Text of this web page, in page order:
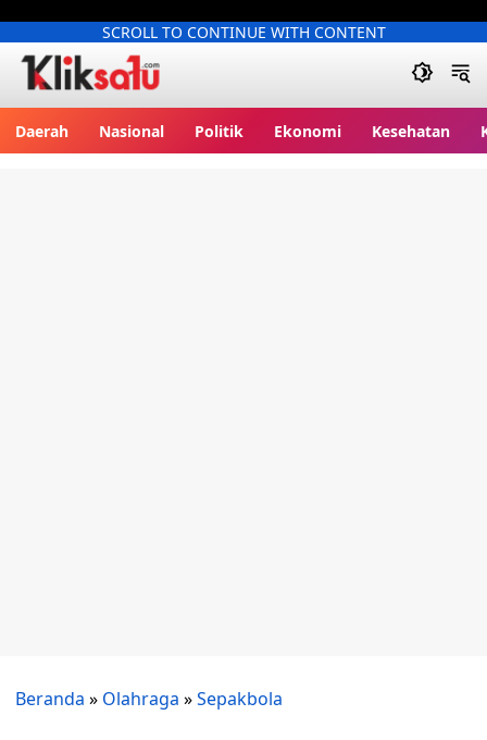
SCROLL TO CONTINUE WITH CONTENT
Daerah Nasional Politik Ekonomi Kesehatan
Beranda » Olahraga »Sepakbola